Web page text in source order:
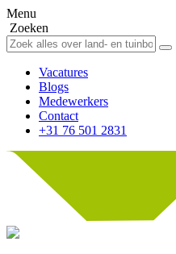
Menu
Zoeken
Vacatures
Blogs
Medewerkers
Contact
+31 76 501 2831